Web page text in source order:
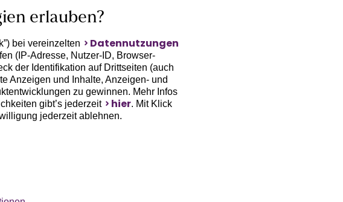
erlauben?
bei vereinzelten Datennutzungen
(IP-Adresse, Nutzer-ID, Browser-
der Identifikation auf Drittseiten (auch
Anzeigen und Inhalte, Anzeigen- und
zu gewinnen. Mehr Infos
gibt’s jederzeit
hier. Mit Klick
jederzeit ablehnen.
Daten (Trackingdaten) oder die
Werbung sowie auch zu eigenen